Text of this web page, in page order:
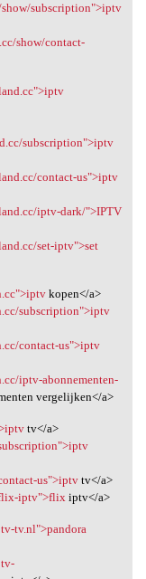
subscription">iptv
show/contact-
subscription">iptv
contact-us">iptv
iptv-dark/">IPTV
set-iptv">set
kopen</a>
subscription">iptv
contact-us">iptv
iptv-abonnementen-
vergelijken</a>
tv</a>
us">iptvtv</a>
iptv">flix iptv</a>
tv.nl">pandora